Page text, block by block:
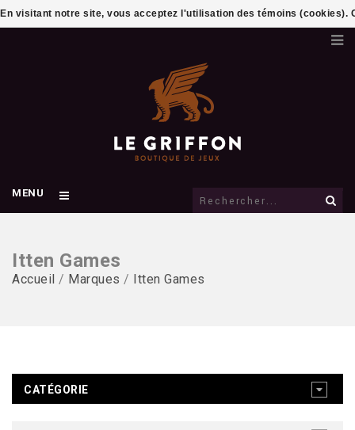
MENU
Itten Games
Accueil / Marques / Itten Games
CATÉGORIE
En visitant notre site, vous acceptez l'utilisation des témoins